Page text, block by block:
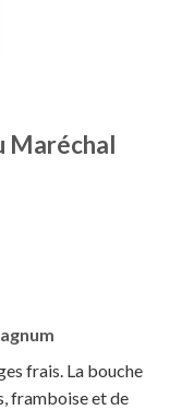
Maréchal
frais. La bouche
framboise et de